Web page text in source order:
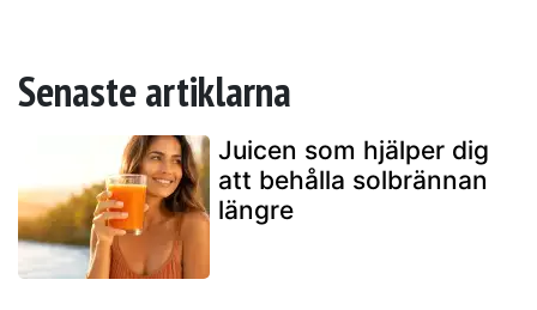
Senaste artiklarna
Juicen som hjälper dig
att behålla solbrännan
längre